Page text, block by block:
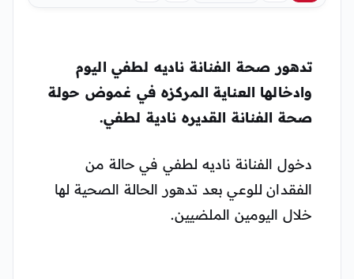
تدهور صحة الفنانة ناديه لطفي اليوم
وادخالها العناية المركزه في غموض حولة
صحة الفنانة القديره نادية لطفي.
دخول الفنانة ناديه لطفي في حالة من
الفقدان للوعي بعد تدهور الحالة الصحية لها
خلال اليومين الملضيين.